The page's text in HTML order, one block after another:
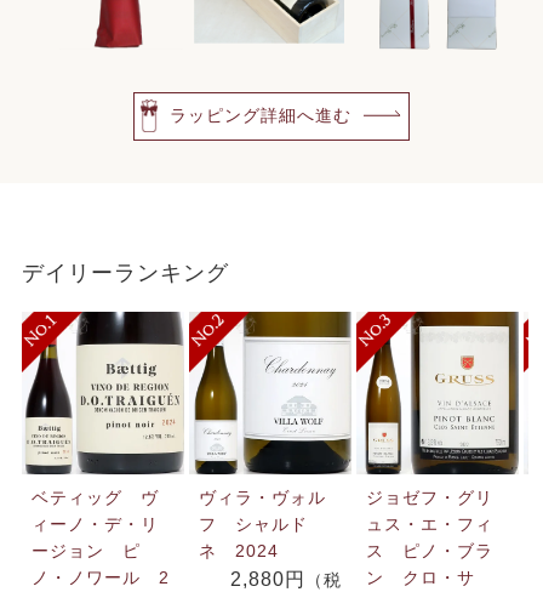
ラッピング詳細へ進む
デイリーランキング
ベティッグ ヴ
ィーノ・デ・リ
ージョン ピ
ノ・ノワール 2
ヴィラ・ヴォル
フ シャルド
ネ 2024
2,880円
（税
ジョゼフ・グリ
ュス・エ・フィ
ス ピノ・ブラ
ン クロ・サ